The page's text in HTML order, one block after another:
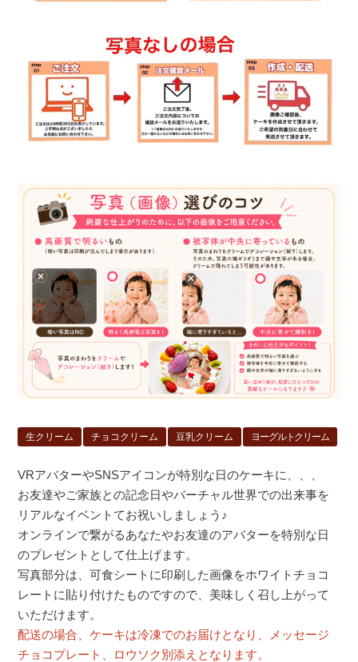
生クリーム チョコクリーム 豆乳クリーム ヨーグルトクリーム
VRアバターやSNSアイコンが特別な日のケーキに、、、
お友達やご家族との記念日やバーチャル世界での出来事を
リアルなイベントてお祝いしましょう♪
オンラインで繋がるあなたやお友達のアバターを特別な日
のプレゼントとして仕上げます。
写真部分は、可食シートに印刷した画像をホワイトチョコ
レートに貼り付けたものですので、美味しく召し上がって
いただけます。
配送の場合、ケーキは冷凍でのお届けとなり、メッセージ
チョコプレート、ロウソク別添えとなります。